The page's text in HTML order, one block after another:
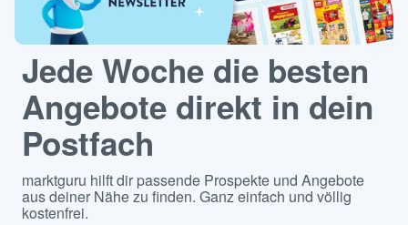
Jede Woche die besten
Angebote direkt in dein
Postfach
marktguru hilft dir passende Prospekte und Angebote
aus deiner Nähe zu finden. Ganz einfach und völlig
kostenfrei.